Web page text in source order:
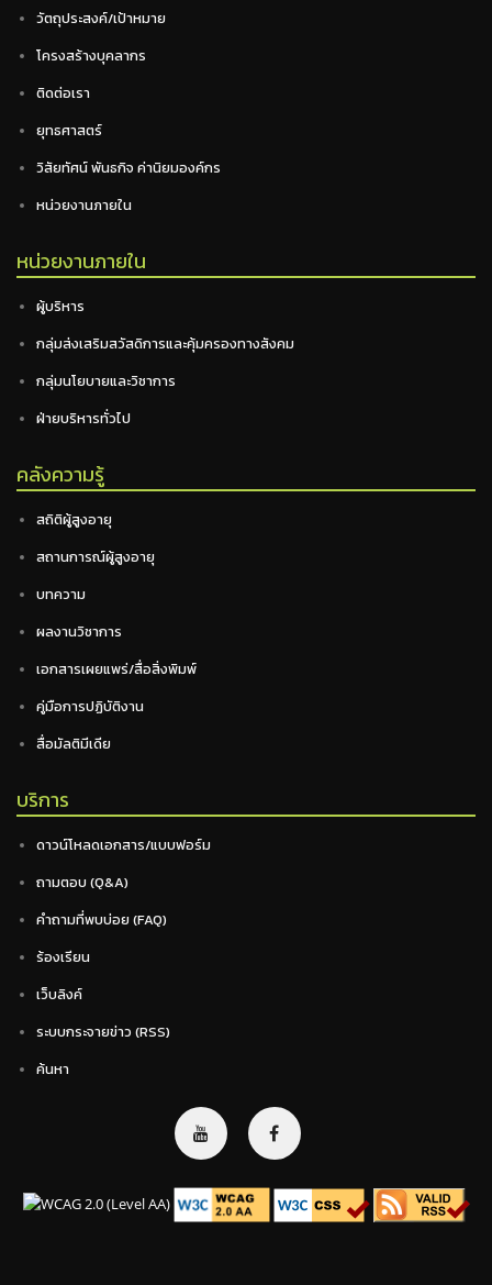
วัตถุประสงค์/เป้าหมาย
โครงสร้างบุคลากร
ติดต่อเรา
ยุทธศาสตร์
วิสัยทัศน์ พันธกิจ ค่านิยมองค์กร
หน่วยงานภายใน
หน่วยงานภายใน
ผู้บริหาร
กลุ่มส่งเสริมสวัสดิการและคุ้มครองทางสังคม
กลุ่มนโยบายและวิชาการ
ฝ่ายบริหารทั่วไป
คลังความรู้
สถิติผู้สูงอายุ
สถานการณ์ผู้สูงอายุ
บทความ
ผลงานวิชาการ
เอกสารเผยแพร่/สื่อสิ่งพิมพ์
คู่มือการปฏิบัติงาน
สื่อมัลติมีเดีย
บริการ
ดาวน์โหลดเอกสาร/แบบฟอร์ม
ถามตอบ (Q&A)
คำถามที่พบบ่อย (FAQ)
ร้องเรียน
เว็บลิงค์
ระบบกระจายข่าว (RSS)
ค้นหา